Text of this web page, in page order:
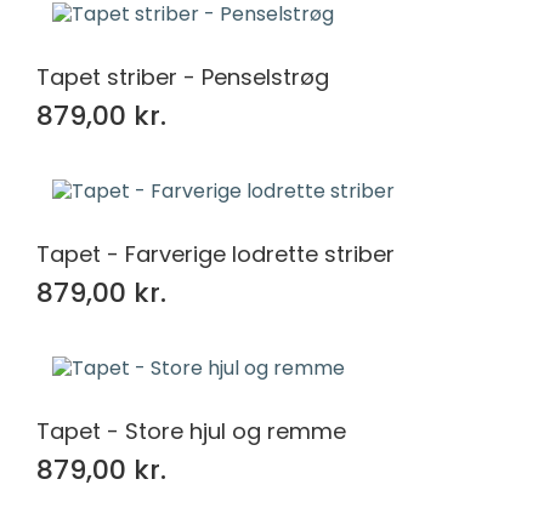
Tapet striber - Penselstrøg
879,00 kr.
Tapet - Farverige lodrette striber
879,00 kr.
Tapet - Store hjul og remme
879,00 kr.